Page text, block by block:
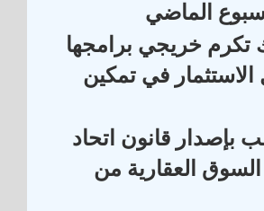
الماضي
تكرم خريجي برامجها
الاستثمار في تمكين
بإصدار قانون اتحاد
السوق العقارية من